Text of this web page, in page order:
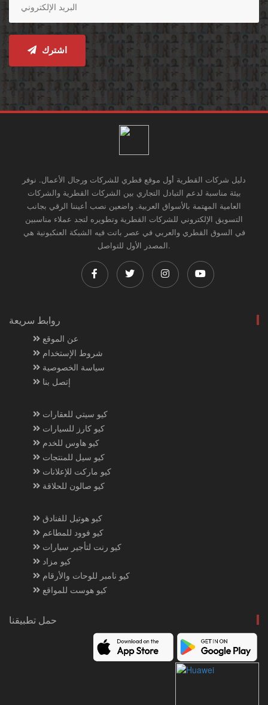
اشترك
دليل شركات القطرية أول موقع قطري للشركات ورجال الأعمال. نوفر
بيئة مناسبة لدعم التبادل التجاري بين الشركات القطرية والشركات
العامية المهتمة بالأسواق العربية. واضعين نصب أعيننا الرقي بجانب
التسويق الإلكتروني للشركات القطرية وتطويره لتجد عملاء مناسبين
في السوق القطري والعربي في عصر باتت فيه الشبكة العنكبونية هي
المصدر الأول للتواصل.
روابط سريعة
عن الموقع
شروط الإستخدام
سياسة الخصوصية
إتصل بنا
كيو سيتي للعقارات
كيو كارز للسيارات
كيو هاوس للخدم
كيو سيل للمنتجات
كيو ماركت للإعلانات
كيو صالون للحلاقة
كيو هوتيل للفنادق
كيو فوود للمطاعم
كيو رنت لتأجير سيارات
كيو مزاد
كيو نامبر للوحات والأرقام
كيو هوست للمواقع
حمل تطبيقنا